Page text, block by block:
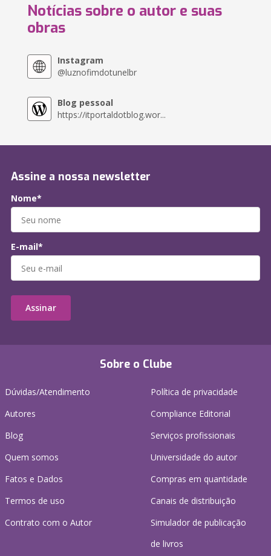
Notícias sobre o autor e suas
obras
Instagram
@luznofimdotunelbr
Blog pessoal
https://itportaldotblog.wor...
Sobre o Clube
Dúvidas/Atendimento
Autores
Blog
Quem somos
Fatos e Dados
Termos de uso
Contrato com o Autor
Política de privacidade
Compliance Editorial
Serviços profissionais
Universidade do autor
Compras em quantidade
Canais de distribuição
Simulador de publicação
de livros
Assine a nossa newsletter
Nome*
E-mail*
Assinar